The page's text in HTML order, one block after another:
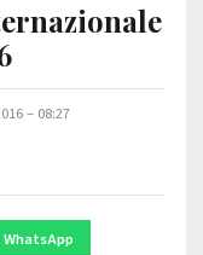
– 08:27
WhatsApp